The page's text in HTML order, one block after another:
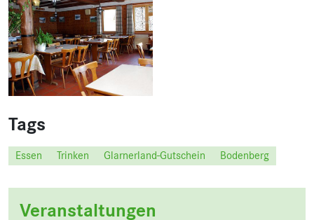
Tags
Essen Trinken Glarnerland-Gutschein Bodenberg
Veranstaltungen